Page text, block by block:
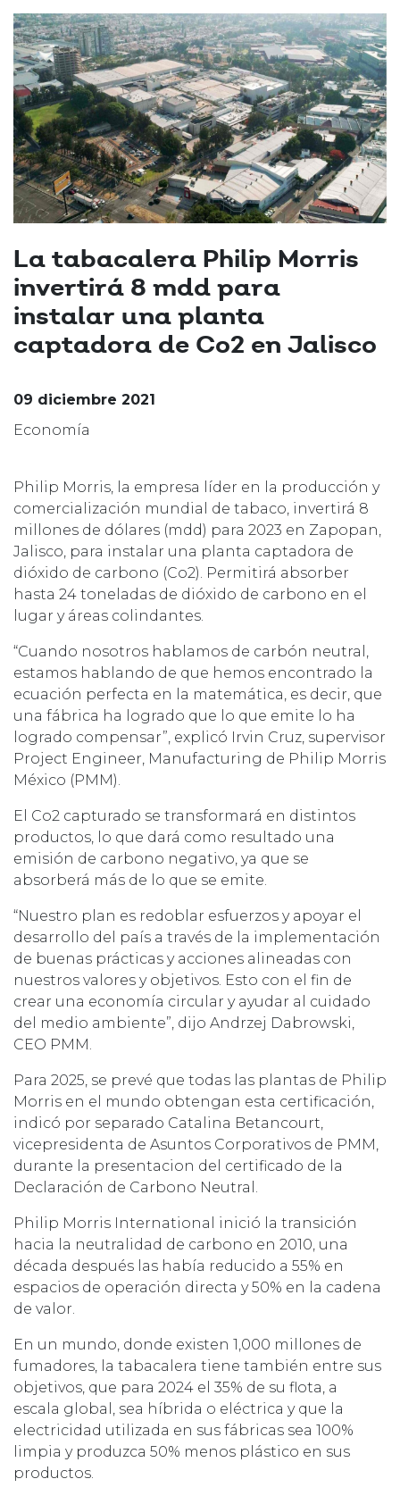
La tabacalera Philip Morris
invertirá 8 mdd para
instalar una planta
captadora de Co2 en Jalisco
09 diciembre 2021
Economía
Philip Morris, la empresa líder en la producción y
comercialización mundial de tabaco, invertirá 8
millones de dólares (mdd) para 2023 en Zapopan,
Jalisco, para instalar una planta captadora de
dióxido de carbono (Co2). Permitirá absorber
hasta 24 toneladas de dióxido de carbono en el
lugar y áreas colindantes.
“Cuando nosotros hablamos de carbón neutral,
estamos hablando de que hemos encontrado la
ecuación perfecta en la matemática, es decir, que
una fábrica ha logrado que lo que emite lo ha
logrado compensar”, explicó Irvin Cruz, supervisor
Project Engineer, Manufacturing de Philip Morris
México (PMM).
El Co2 capturado se transformará en distintos
productos, lo que dará como resultado una
emisión de carbono negativo, ya que se
absorberá más de lo que se emite.
“Nuestro plan es redoblar esfuerzos y apoyar el
desarrollo del país a través de la implementación
de buenas prácticas y acciones alineadas con
nuestros valores y objetivos. Esto con el fin de
crear una economía circular y ayudar al cuidado
del medio ambiente”, dijo Andrzej Dabrowski,
CEO PMM.
Para 2025, se prevé que todas las plantas de Philip
Morris en el mundo obtengan esta certificación,
indicó por separado Catalina Betancourt,
vicepresidenta de Asuntos Corporativos de PMM,
durante la presentacion del certificado de la
Declaración de Carbono Neutral.
Philip Morris International inició la transición
hacia la neutralidad de carbono en 2010, una
década después las había reducido a 55% en
espacios de operación directa y 50% en la cadena
de valor.
En un mundo, donde existen 1,000 millones de
fumadores, la tabacalera tiene también entre sus
objetivos, que para 2024 el 35% de su flota, a
escala global, sea híbrida o eléctrica y que la
electricidad utilizada en sus fábricas sea 100%
limpia y produzca 50% menos plástico en sus
productos.